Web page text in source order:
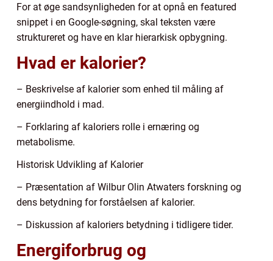
For at øge sandsynligheden for at opnå en featured
snippet i en Google-søgning, skal teksten være
struktureret og have en klar hierarkisk opbygning.
Hvad er kalorier?
– Beskrivelse af kalorier som enhed til måling af
energiindhold i mad.
– Forklaring af kaloriers rolle i ernæring og
metabolisme.
Historisk Udvikling af Kalorier
– Præsentation af Wilbur Olin Atwaters forskning og
dens betydning for forståelsen af kalorier.
– Diskussion af kaloriers betydning i tidligere tider.
Energiforbrug og